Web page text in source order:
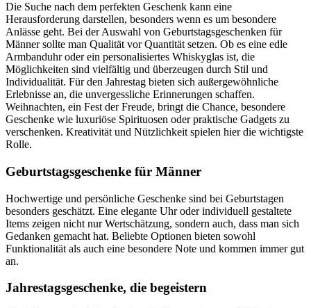
Die Suche nach dem perfekten Geschenk kann eine
Herausforderung darstellen, besonders wenn es um besondere
Anlässe geht. Bei der Auswahl von Geburtstagsgeschenken für
Männer sollte man Qualität vor Quantität setzen. Ob es eine edle
Armbanduhr oder ein personalisiertes Whiskyglas ist, die
Möglichkeiten sind vielfältig und überzeugen durch Stil und
Individualität. Für den Jahrestag bieten sich außergewöhnliche
Erlebnisse an, die unvergessliche Erinnerungen schaffen.
Weihnachten, ein Fest der Freude, bringt die Chance, besondere
Geschenke wie luxuriöse Spirituosen oder praktische Gadgets zu
verschenken. Kreativität und Nützlichkeit spielen hier die wichtigste
Rolle.
Geburtstagsgeschenke für Männer
Hochwertige und persönliche Geschenke sind bei Geburtstagen
besonders geschätzt. Eine elegante Uhr oder individuell gestaltete
Items zeigen nicht nur Wertschätzung, sondern auch, dass man sich
Gedanken gemacht hat. Beliebte Optionen bieten sowohl
Funktionalität als auch eine besondere Note und kommen immer gut
an.
Jahrestagsgeschenke, die begeistern